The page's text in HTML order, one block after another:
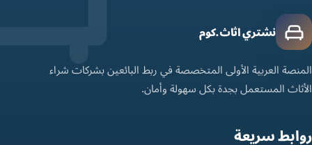
نشتري اثاث.كوم
المنصة العربية الأولى المتخصصة في ربط البائعين بشركات شراء
الأثاث المستعمل بجدة بكل سهولة وأمان.
روابط سريعة